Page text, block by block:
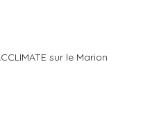
sur le Marion